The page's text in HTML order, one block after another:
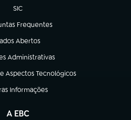
SIC
(abre em nova aba)
Frequentes
nova aba)
Abertos
em nova aba)
Administrativas
nova aba)
Aspectos Tecnológicos
aba)
Informações
em nova aba)
A EBC